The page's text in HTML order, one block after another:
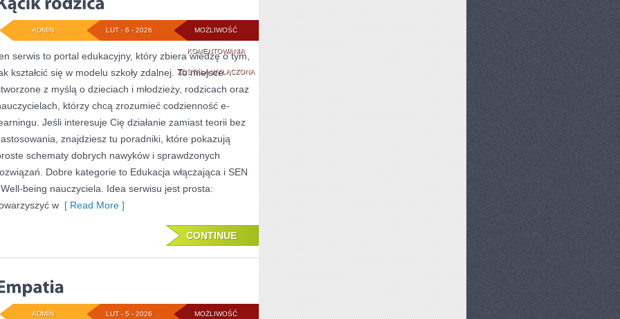
MOŻLIWOŚĆ
KOMENTOWANIAKĄCIK
RODZICA
ZOSTAŁA WYŁĄCZONA
LUT - 6 - 2026
ADMIN
serwis to portal edukacyjny, który zbiera wiedzę o tym,
kształcić się w modelu szkoły zdalnej. To miejsce
z myślą o dzieciach i młodzieży, rodzicach oraz
którzy chcą zrozumieć codzienność e-
Jeśli interesuje Cię działanie zamiast teorii bez
znajdziesz tu poradniki, które pokazują
schematy dobrych nawyków i sprawdzonych
Dobre kategorie to Edukacja włączająca i SEN
being nauczyciela. Idea serwisu jest prosta:
w [ Read More ]
CONTINUE
MOŻLIWOŚĆ
LUT - 5 - 2026
ADMIN